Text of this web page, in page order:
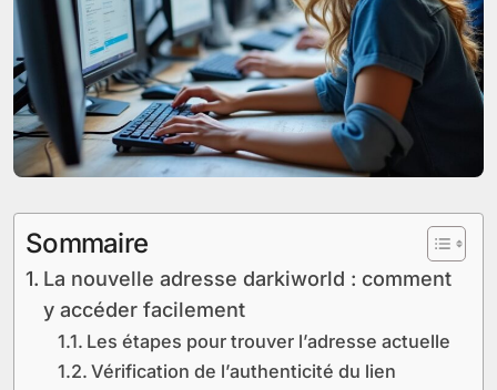
Sommaire
La nouvelle adresse darkiworld : comment
y accéder facilement
Les étapes pour trouver l’adresse actuelle
Vérification de l’authenticité du lien